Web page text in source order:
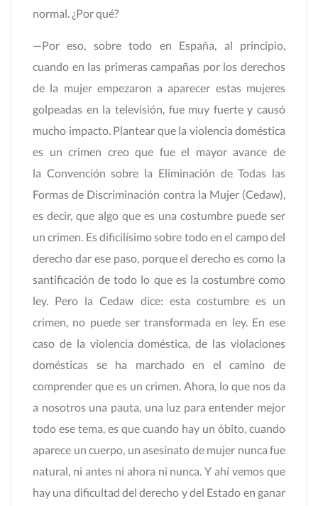
normal. ¿Por qué?
—Por eso, sobre todo en España, al principio,
cuando en las primeras campañas por los derechos
de la mujer empezaron a aparecer estas mujeres
golpeadas en la televisión, fue muy fuerte y causó
mucho impacto. Plantear que la violencia doméstica
es un crimen creo que fue el mayor avance de
la Convención sobre la Eliminación de Todas las
Formas de Discriminación contra la Mujer (Cedaw),
es decir, que algo que es una costumbre puede ser
un crimen. Es dificilísimo sobre todo en el campo del
derecho dar ese paso, porque el derecho es como la
santificación de todo lo que es la costumbre como
ley. Pero la Cedaw dice: esta costumbre es un
crimen, no puede ser transformada en ley. En ese
caso de la violencia doméstica, de las violaciones
domésticas se ha marchado en el camino de
comprender que es un crimen. Ahora, lo que nos da
a nosotros una pauta, una luz para entender mejor
todo ese tema, es que cuando hay un óbito, cuando
aparece un cuerpo, un asesinato de mujer nunca fue
natural, ni antes ni ahora ni nunca. Y ahí vemos que
hay una dificultad del derecho y del Estado en ganar